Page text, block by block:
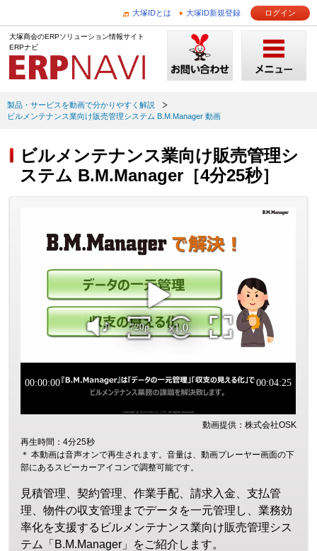
大塚IDとは 大塚ID新規登録 ログイン
大塚商会のERPソリューション情報サイト
ERPナビ
製品・サービスを動画で分かりやすく解説
ビルメンテナンス業向け販売管理システム B.M.Manager 動画
ビルメンテナンス業向け販売管理シ
ステム B.M.Manager［4分25秒］
動画提供：株式会社OSK
再生時間：4分25秒
＊ 本動画は音声オンで再生されます。音量は、動画プレーヤー画面の下
部にあるスピーカーアイコンで調整可能です。
見積管理、契約管理、作業手配、請求入金、支払管
理、物件の収支管理までデータを一元管理し、業務効
率化を支援するビルメンテナンス業向け販売管理シス
テム「B.M.Manager」をご紹介します。